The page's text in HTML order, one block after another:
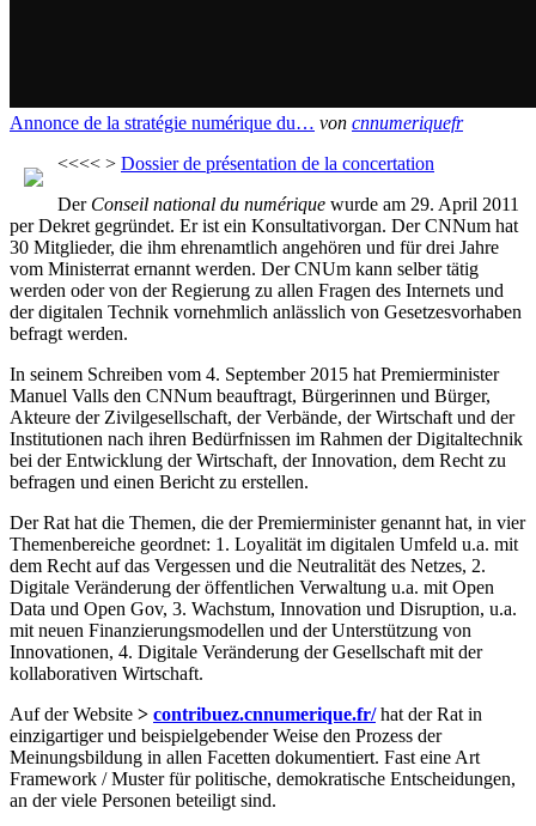
Annonce de la stratégie numérique du… von cnnumeriquefr
<<<< > Dossier de présentation de la concertation
Der Conseil national du numérique wurde am 29. April 2011
per Dekret gegründet. Er ist ein Konsultativorgan. Der CNNum hat
30 Mitglieder, die ihm ehrenamtlich angehören und für drei Jahre
vom Ministerrat ernannt werden. Der CNUm kann selber tätig
werden oder von der Regierung zu allen Fragen des Internets und
der digitalen Technik vornehmlich anlässlich von Gesetzesvorhaben
befragt werden.
In seinem Schreiben vom 4. September 2015 hat Premierminister
Manuel Valls den CNNum beauftragt, Bürgerinnen und Bürger,
Akteure der Zivilgesellschaft, der Verbände, der Wirtschaft und der
Institutionen nach ihren Bedürfnissen im Rahmen der Digitaltechnik
bei der Entwicklung der Wirtschaft, der Innovation, dem Recht zu
befragen und einen Bericht zu erstellen.
Der Rat hat die Themen, die der Premierminister genannt hat, in vier
Themenbereiche geordnet: 1. Loyalität im digitalen Umfeld u.a. mit
dem Recht auf das Vergessen und die Neutralität des Netzes, 2.
Digitale Veränderung der öffentlichen Verwaltung u.a. mit Open
Data und Open Gov, 3. Wachstum, Innovation und Disruption, u.a.
mit neuen Finanzierungsmodellen und der Unterstützung von
Innovationen, 4. Digitale Veränderung der Gesellschaft mit der
kollaborativen Wirtschaft.
Auf der Website > contribuez.cnnumerique.fr/hat der Rat in
einzigartiger und beispielgebender Weise den Prozess der
Meinungsbildung in allen Facetten dokumentiert. Fast eine Art
Framework / Muster für politische, demokratische Entscheidungen,
an der viele Personen beteiligt sind.